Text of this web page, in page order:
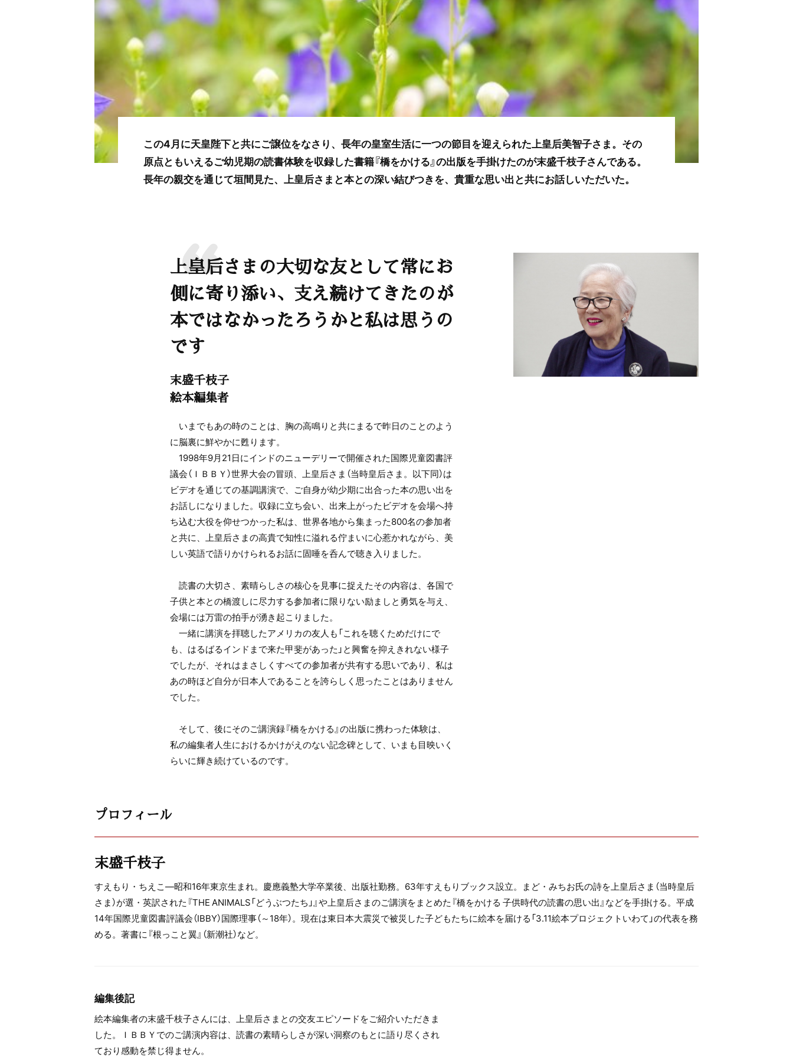
この4月に天皇陛下と共にご譲位をなさり、長年の皇室生活に一つの節目を迎えられた上皇后美智子さま。その
原点ともいえるご幼児期の読書体験を収録した書籍『橋をかける』の出版を手掛けたのが末盛千枝子さんである。
長年の親交を通じて垣間見た、上皇后さまと本との深い結びつきを、貴重な思い出と共にお話しいただいた。
上皇后さまの大切な友として常にお
側に寄り添い、支え続けてきたのが
本ではなかったろうかと私は思うの
です
末盛千枝子
絵本編集者
いまでもあの時のことは、胸の高鳴りと共にまるで昨日のことのよう
に脳裏に鮮やかに甦ります。
1998年9月21日にインドのニューデリーで開催された国際児童図書評
議会（ＩＢＢＹ）世界大会の冒頭、上皇后さま（当時皇后さま。以下同）は
ビデオを通じての基調講演で、ご自身が幼少期に出合った本の思い出を
お話しになりました。収録に立ち会い、出来上がったビデオを会場へ持
ち込む大役を仰せつかった私は、世界各地から集まった800名の参加者
と共に、上皇后さまの高貴で知性に溢れる佇まいに心惹かれながら、美
しい英語で語りかけられるお話に固唾を呑んで聴き入りました。
読書の大切さ、素晴らしさの核心を見事に捉えたその内容は、各国で
子供と本との橋渡しに尽力する参加者に限りない励ましと勇気を与え、
会場には万雷の拍手が湧き起こりました。
一緒に講演を拝聴したアメリカの友人も「これを聴くためだけにで
も、はるばるインドまで来た甲斐があった」と興奮を抑えきれない様子
でしたが、それはまさしくすべての参加者が共有する思いであり、私は
あの時ほど自分が日本人であることを誇らしく思ったことはありません
でした。
そして、後にそのご講演録『橋をかける』の出版に携わった体験は、
私の編集者人生におけるかけがえのない記念碑として、いまも目映いく
らいに輝き続けているのです。
プロフィール
末盛千枝子
すえもり・ちえこ―昭和16年東京生まれ。慶應義塾大学卒業後、出版社勤務。63年すえもりブックス設立。まど・みちお氏の詩を上皇后さま（当時皇后
さま）が選・英訳された『THE ANIMALS「どうぶつたち」』や上皇后さまのご講演をまとめた『橋をかける 子供時代の読書の思い出』などを手掛ける。平成
14年国際児童図書評議会（IBBY）国際理事（～18年）。現在は東日本大震災で被災した子どもたちに絵本を届ける「3.11絵本プロジェクトいわて」の代表を務
める。著書に『根っこと翼』（新潮社）など。
編集後記
絵本編集者の末盛千枝子さんには、上皇后さまとの交友エピソードをご紹介いただきま
した。ＩＢＢＹでのご講演内容は、読書の素晴らしさが深い洞察のもとに語り尽くされ
ており感動を禁じ得ません。